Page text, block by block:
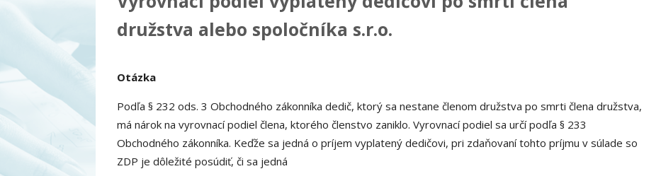
družstva alebo spoločníka s.r.o.
Otázka
Podľa § 232 ods. 3 Obchodného zákonníka dedič, ktorý sa nestane členom družstva po smrti člena družstva,
má nárok na vyrovnací podiel člena, ktorého členstvo zaniklo. Vyrovnací podiel sa určí podľa § 233
Obchodného zákonníka. Keďže sa jedná o príjem vyplatený dedičovi, pri zdaňovaní tohto príjmu v súlade so
ZDP je dôležité posúdiť, či sa jedná